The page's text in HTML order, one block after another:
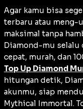
Agar kamu bisa
terbaru atau meng-
maksimal tanpa
Diamond-mu selalu
cepat, murah, dan
Top Up Diamond
hitungan detik,
akunmu, siap
Mythical Immortal.